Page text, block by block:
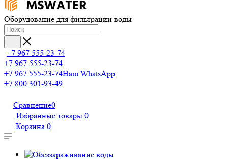
Оборудование для фильтрации воды
+7 967 555-23-74
+7 967 555-23-74
+7 967 555-23-74Наш WhatsApp
+7 800 301-93-49
Сравнение0
Избранные товары 0
Корзина 0